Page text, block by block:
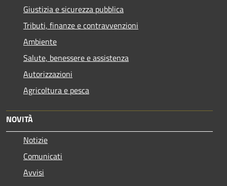
Giustizia e sicurezza pubblica
Tributi, finanze e contravvenzioni
Ambiente
Salute, benessere e assistenza
Autorizzazioni
Agricoltura e pesca
NOVITÀ
Notizie
Comunicati
Avvisi